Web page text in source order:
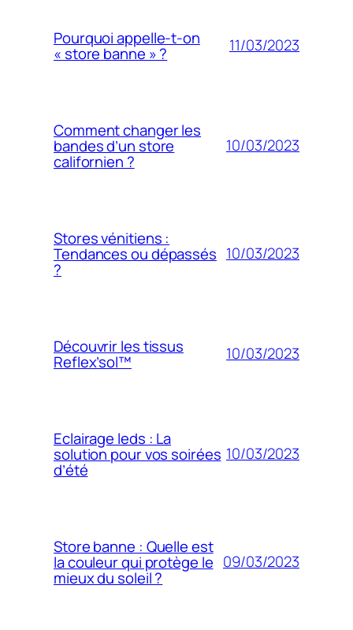
Pourquoi appelle-t-on
« store banne » ? 11/03/2023
Comment changer les
bandes d’un store
californien ?
10/03/2023
Stores vénitiens :
Tendances ou dépassés
?
10/03/2023
Découvrir les tissus
Reflex’sol™ 10/03/2023
Eclairage leds : La
solution pour vos soirées
d’été
10/03/2023
Store banne : Quelle est
la couleur qui protège le
mieux du soleil ?
09/03/2023